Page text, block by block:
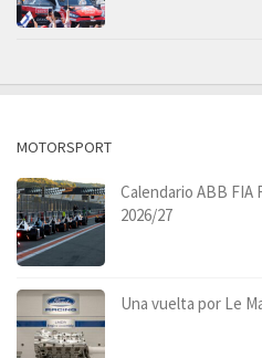
MOTORSPORT
Calendario ABB FIA
2026/27
Una vuelta por Le